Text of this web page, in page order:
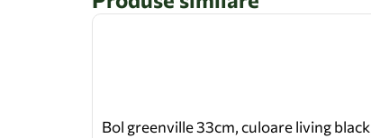
Bol greenville 33cm, culoare living black